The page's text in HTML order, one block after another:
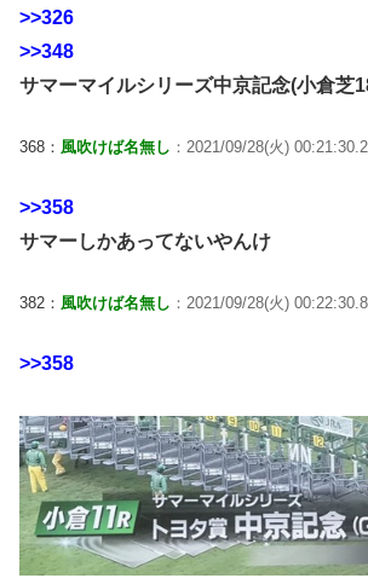
>>326
>>348
サマーマイルシリーズ中京記念(小倉芝
368： 風吹けば名無し ：2021/09/28(火)
>>358
サマーしかあってないやんけ
382： 風吹けば名無し ：2021/09/28(火)
>>358